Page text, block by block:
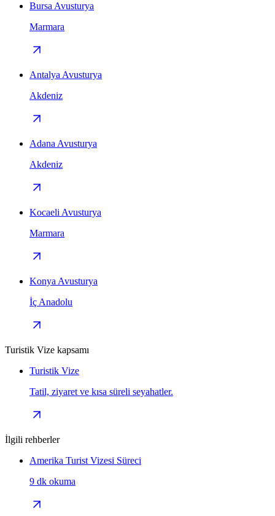
Bursa Avusturya
Marmara
Antalya Avusturya
Akdeniz
Adana Avusturya
Akdeniz
Kocaeli Avusturya
Marmara
Konya Avusturya
İç Anadolu
Turistik Vize kapsamı
Turistik Vize
Tatil, ziyaret ve kısa süreli seyahatler.
İlgili rehberler
Amerika Turist Vizesi Süreci
9 dk okuma